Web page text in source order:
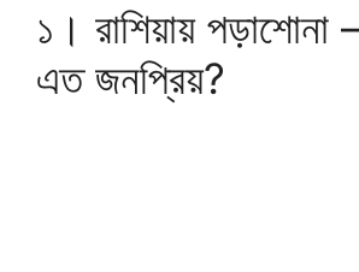
১। রাশিয়ায় পড়াশোনা
এত জনপ্রিয়?